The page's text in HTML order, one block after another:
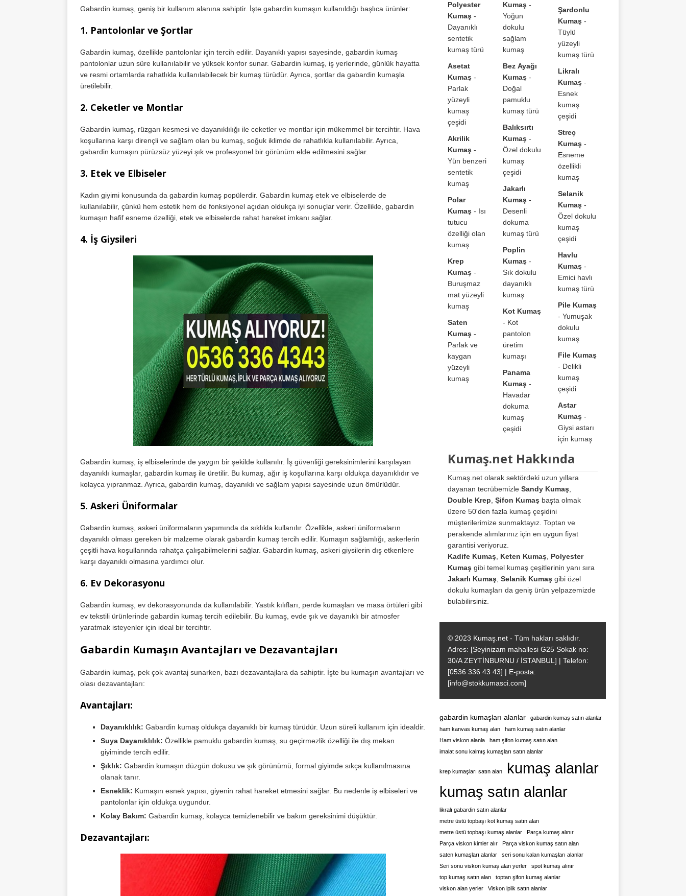
Gabardin kumaş, geniş bir kullanım alanına sahiptir. İşte gabardin kumaşın kullanıldığı başlıca ürünler:
1. Pantolonlar ve Şortlar
Gabardin kumaş, özellikle pantolonlar için tercih edilir. Dayanıklı yapısı sayesinde, gabardin kumaş
pantolonlar uzun süre kullanılabilir ve yüksek konfor sunar. Gabardin kumaş, iş yerlerinde, günlük hayatta
ve resmi ortamlarda rahatlıkla kullanılabilecek bir kumaş türüdür. Ayrıca, şortlar da gabardin kumaşla
üretilebilir.
2. Ceketler ve Montlar
Gabardin kumaş, rüzgarı kesmesi ve dayanıklılığı ile ceketler ve montlar için mükemmel bir tercihtir. Hava
koşullarına karşı dirençli ve sağlam olan bu kumaş, soğuk iklimde de rahatlıkla kullanılabilir. Ayrıca,
gabardin kumaşın pürüzsüz yüzeyi şık ve profesyonel bir görünüm elde edilmesini sağlar.
3. Etek ve Elbiseler
Kadın giyimi konusunda da gabardin kumaş popülerdir. Gabardin kumaş etek ve elbiselerde de
kullanılabilir, çünkü hem estetik hem de fonksiyonel açıdan oldukça iyi sonuçlar verir. Özellikle, gabardin
kumaşın hafif esneme özelliği, etek ve elbiselerde rahat hareket imkanı sağlar.
4. İş Giysileri
Gabardin kumaş, iş elbiselerinde de yaygın bir şekilde kullanılır. İş güvenliği gereksinimlerini karşılayan
dayanıklı kumaşlar, gabardin kumaş ile üretilir. Bu kumaş, ağır iş koşullarına karşı oldukça dayanıklıdır ve
kolayca yıpranmaz. Ayrıca, gabardin kumaş, dayanıklı ve sağlam yapısı sayesinde uzun ömürlüdür.
5. Askeri Üniformalar
Gabardin kumaş, askeri üniformaların yapımında da sıklıkla kullanılır. Özellikle, askeri üniformaların
dayanıklı olması gereken bir malzeme olarak gabardin kumaş tercih edilir. Kumaşın sağlamlığı, askerlerin
çeşitli hava koşullarında rahatça çalışabilmelerini sağlar. Gabardin kumaş, askeri giysilerin dış etkenlere
karşı dayanıklı olmasına yardımcı olur.
6. Ev Dekorasyonu
Gabardin kumaş, ev dekorasyonunda da kullanılabilir. Yastık kılıfları, perde kumaşları ve masa örtüleri gibi
ev tekstili ürünlerinde gabardin kumaş tercih edilebilir. Bu kumaş, evde şık ve dayanıklı bir atmosfer
yaratmak isteyenler için ideal bir tercihtir.
Gabardin Kumaşın Avantajları ve Dezavantajları
Gabardin kumaş, pek çok avantaj sunarken, bazı dezavantajlara da sahiptir. İşte bu kumaşın avantajları ve
olası dezavantajları:
Avantajları:
Dayanıklılık: Gabardin kumaş oldukça dayanıklı bir kumaş türüdür. Uzun süreli kullanım için idealdir.
Suya Dayanıklılık: Özellikle pamuklu gabardin kumaş, su geçirmezlik özelliği ile dış mekan
giyiminde tercih edilir.
Şıklık: Gabardin kumaşın düzgün dokusu ve şık görünümü, formal giyimde sıkça kullanılmasına
olanak tanır.
Esneklik: Kumaşın esnek yapısı, giyenin rahat hareket etmesini sağlar. Bu nedenle iş elbiseleri ve
pantolonlar için oldukça uygundur.
Kolay Bakım: Gabardin kumaş, kolayca temizlenebilir ve bakım gereksinimi düşüktür.
Dezavantajları:
Polyester
Kumaş -
Dayanıklı
sentetik
kumaş türü
Asetat
Kumaş -
Parlak
yüzeyli
kumaş
çeşidi
Akrilik
Kumaş -
Yün benzeri
sentetik
kumaş
Polar
Kumaş - Isı
tutucu
özelliği olan
kumaş
Krep
Kumaş -
Buruşmaz
mat yüzeyli
kumaş
Saten
Kumaş -
Parlak ve
kaygan
yüzeyli
kumaş
Kumaş -
Yoğun
dokulu
sağlam
kumaş
Bez Ayağı
Kumaş -
Doğal
pamuklu
kumaş türü
Balıksırtı
Kumaş -
Özel dokulu
kumaş
çeşidi
Jakarlı
Kumaş -
Desenli
dokuma
kumaş türü
Poplin
Kumaş -
Sık dokulu
dayanıklı
kumaş
Kot Kumaş
- Kot
pantolon
üretim
kumaşı
Panama
Kumaş -
Havadar
dokuma
kumaş
çeşidi
Şardonlu
Kumaş -
Tüylü
yüzeyli
kumaş türü
Likralı
Kumaş -
Esnek
kumaş
çeşidi
Streç
Kumaş -
Esneme
özellikli
kumaş
Selanik
Kumaş -
Özel dokulu
kumaş
çeşidi
Havlu
Kumaş -
Emici havlı
kumaş türü
Pile Kumaş
- Yumuşak
dokulu
kumaş
File Kumaş
- Delikli
kumaş
çeşidi
Astar
Kumaş -
Giysi astarı
için kumaş
Kumaş.net Hakkında
Kumaş.net olarak sektördeki uzun yıllara
dayanan tecrübemizleSandy Kumaş
Double Krep ,Şifon Kumaş başta olmak
üzere 50'den fazla kumaş çeşidini
müşterilerimize sunmaktayız. Toptan ve
perakende alımlarınız için en uygun fiyat
garantisi veriyoruz.
Kadife Kumaş
Keten Kumaş
Polyester
Kumaş gibi temel kumaş çeşitlerinin yanı sıra
Jakarlı Kumaş ,Selanik Kumaş gibi özel
dokulu kumaşları da geniş ürün yelpazemizde
bulabilirsiniz.
© 2023 Kumaş.net - Tüm hakları saklıdır.
Adres: [Seyinizam mahallesi G25 Sokak no:
30/A ZEYTİNBURNU / İSTANBUL] | Telefon:
[0536 336 43 43] | E-posta:
[info@stokkumasci.com]
gabardin kumaşları alanlar
gabardin kumaş satın alanlar
ham kanvas kumaş alan
ham kumaş satın alanlar
Ham viskon alanla
ham şifon kumaş satın alan
imalat sonu kalmış kumaşları satın alanlar
krep kumaşları satın alan
kumaş alanlar
kumaş satın alanlar
likralı gabardin satın alanlar
metre üstü topbaşı kot kumaş satın alan
metre üstü topbaşı kumaş alanlar
Parça kumaş alınır
Parça viskon kimler alır
Parça viskon kumaş satın alan
saten kumaşları alanlar
seri sonu kalan kumaşları alanlar
Seri sonu viskon kumaş alan yerler
spot kumaş alınır
top kumaş satın alan
toptan şifon kumaş alanlar
viskon alan yerler
Viskon iplik satın alanlar